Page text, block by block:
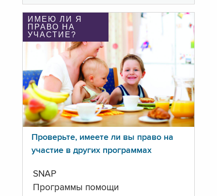
ИМЕЮ ЛИ Я
ПРАВО НА
УЧАСТИЕ?
Проверьте, имеете ли вы право на
участие в других программах
SNAP
Программы помощи